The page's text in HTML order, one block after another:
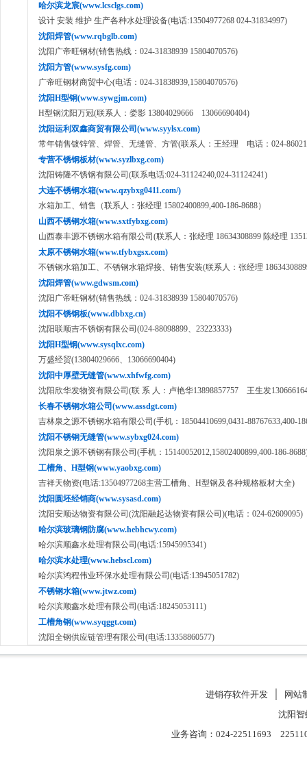
哈尔滨龙宸(www.lcsclgs.com)
设计 安装 维护 生产各种水处理设备(电话:13504977268 024-31834997)
沈阳焊管(www.rqbglb.com)
沈阳广帝旺钢材(销售热线：024-31838939 15804070576)
沈阳方管(www.sysfg.com)
广帝旺钢材商贸中心(电话：024-31838939,15804070576)
沈阳H型钢(www.sywgjm.com)
H型钢沈阳万冠(联系人：娄影 13804029666 13066690404)
沈阳运利双鑫商贸有限公司(www.syylsx.com)
常年销售镀锌管、焊管、无缝管、方管(联系人：王经理 电话：024-
专营不锈钢板材(www.syzlbxg.com)
沈阳铸隆不锈钢有限公司(联系电话:024-31124240,024-31124241)
大连不锈钢水箱(www.qzybxg0411.com/)
水箱加工、销售（联系人：张经理 15802400899,400-186-8688）
山西不锈钢水箱(www.sxtfybxg.com)
山西泰丰源不锈钢水箱有限公司(联系人：张经理 18634308899 陈经理
太原不锈钢水箱(www.tfybxgsx.com)
不锈钢水箱加工、不锈钢水箱焊接、销售安装(联系人：张经理
沈阳焊管(www.gdwsm.com)
沈阳广帝旺钢材(销售热线：024-31838939 15804070576)
沈阳不锈钢板(www.dbbxg.cn)
沈阳联顺吉不锈钢有限公司(024-88098899、23223333)
沈阳H型钢(www.sysqlxc.com)
万盛经贸(13804029666、13066690404)
沈阳中厚壁无缝管(www.xhfwfg.com)
沈阳欣华发物资有限公司(联 系 人：卢艳华13898857757 王生发
长春不锈钢水箱公司(www.assdgt.com)
吉林泉之源不锈钢水箱有限公司(手机：18504410699,0431-88767633,400-
沈阳不锈钢无缝管(www.sybxg024.com)
沈阳泉之源不锈钢有限公司(手机：15140052012,15802400899,400-186-
工槽角、H型钢(www.yaobxg.com)
吉祥天物资(电话:13504977268主营工槽角、H型钢及各种规格板材大全)
沈阳圆坯经销商(www.sysasd.com)
沈阳安顺达物资有限公司(沈阳融起达物资有限公司)(电话：024-62609095)
哈尔滨玻璃钢防腐(www.hebhcwy.com)
哈尔滨顺鑫水处理有限公司(电话:15945995341)
哈尔滨水处理(www.hebscl.com)
哈尔滨鸿程伟业环保水处理有限公司(电话:13945051782)
不锈钢水箱(www.jtwz.com)
哈尔滨顺鑫水处理有限公司(电话:18245053111)
工槽角钢(www.syqggt.com)
沈阳全钢供应链管理有限公司(电话:13358860577)
进销存软件开发│
网站
沈阳
业务咨询：024-22511693